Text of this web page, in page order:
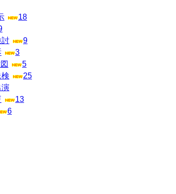
18
討
9
3
5
25
演
13
6